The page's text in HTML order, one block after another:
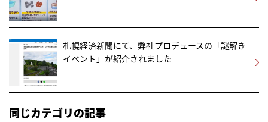
札幌経済新聞にて、弊社プロデュースの「謎解き
イベント」が紹介されました
同じカテゴリの記事